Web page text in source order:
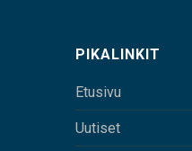
PIKALINKIT
Etusivu
Uutiset